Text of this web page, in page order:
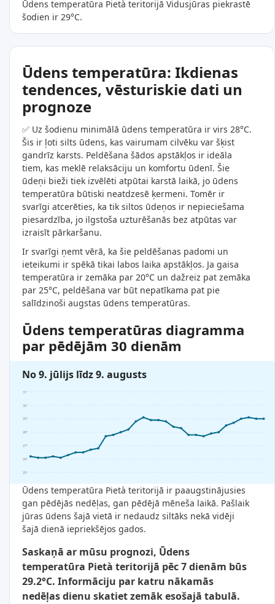
Ūdens temperatūra Pietà teritorijā Vidusjūras piekrastē
šodien ir 29°C.
Ūdens temperatūra: Ikdienas
tendences, vēsturiskie dati un
prognoze
✅ Uz šodienu minimālā ūdens temperatūra ir virs 28°C.
Šis ir ļoti silts ūdens, kas vairumam cilvēku var šķist
gandrīz karsts. Peldēšana šādos apstākļos ir ideāla
tiem, kas meklē relaksāciju un komfortu ūdenī. Šie
ūdeņi bieži tiek izvēlēti atpūtai karstā laikā, jo ūdens
temperatūra būtiski neatdzesē ķermeni. Tomēr ir
svarīgi atcerēties, ka tik siltos ūdeņos ir nepieciešama
piesardzība, jo ilgstoša uzturēšanās bez atpūtas var
izraisīt pārkaršanu.
Ir svarīgi ņemt vērā, ka šie peldēšanas padomi un
ieteikumi ir spēkā tikai labos laika apstākļos. Ja gaisa
temperatūra ir zemāka par 20°C un dažreiz pat zemāka
par 25°C, peldēšana var būt nepatīkama pat pie
salīdzinoši augstas ūdens temperatūras.
Ūdens temperatūras diagramma
par pēdējām 30 dienām
No 9. jūlijs līdz 9. augusts
25°
26°
27°
28°
29°
30°
31°
Ūdens temperatūra Pietà teritorijā ir paaugstinājusies
gan pēdējās nedēļas, gan pēdējā mēneša laikā. Pašlaik
jūras ūdens šajā vietā ir nedaudz siltāks nekā vidēji
šajā dienā iepriekšējos gados.
Saskaņā ar mūsu prognozi, Ūdens
temperatūra Pietà teritorijā pēc 7 dienām būs
29.2°C. Informāciju par katru nākamās
nedēļas dienu skatiet zemāk esošajā tabulā.